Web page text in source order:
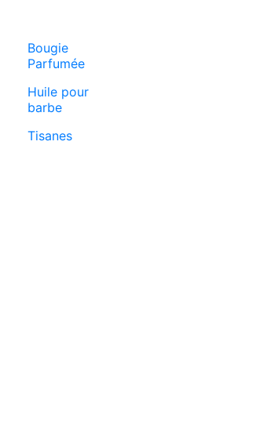
Bougie
Parfumée
Huile pour
barbe
Tisanes